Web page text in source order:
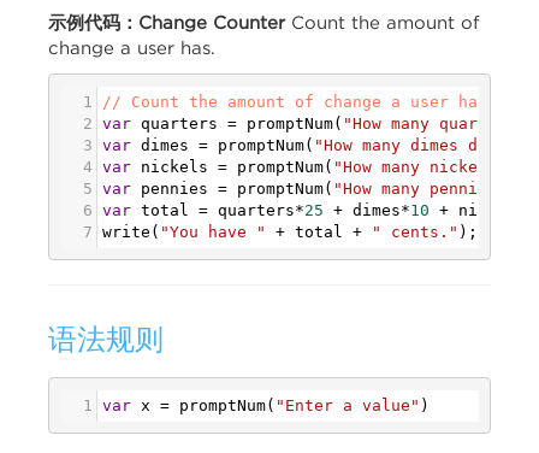
示例代码：Change CounterCount the amount of
change a user has.
1
// Count the amount of change a user has.
2 var quarters = promptNum( "How many quarters
3 var dimes = promptNum( "How many dimes do you
4 var nickels = promptNum( "How many nickels do
5 var pennies = promptNum( "How many pennies do
6 var total = quarters*25 + dimes*10 + nickels
7 write ( "You have " + total + " cents." );
语法规则
1 var x = promptNum( "Enter a value" )